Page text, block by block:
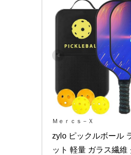
Ｍｅｒｃｓ－Ｘ
zylo ピックルボール
ット 軽量 ガラス繊維